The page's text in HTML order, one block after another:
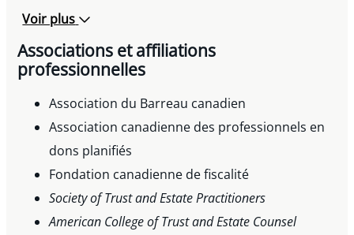
Voir plus
Associations et affiliations
professionnelles
Association du Barreau canadien
Association canadienne des professionnels en
dons planifiés
Fondation canadienne de fiscalité
Society of Trust and Estate Practitioners
American College of Trust and Estate Counsel